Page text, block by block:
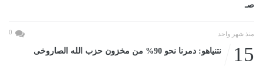
صـ
منذ شهر واحد 0
15 نتنياهو: دمرنا نحو 90% من مخزون حزب الله الصاروخى